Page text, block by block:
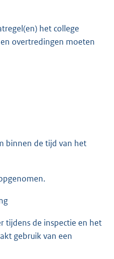
het college
overtredingen moeten
binnen de tijd van het
tijdens de inspectie en het
gebruik van een